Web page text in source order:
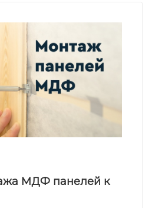
МДФ панелей к